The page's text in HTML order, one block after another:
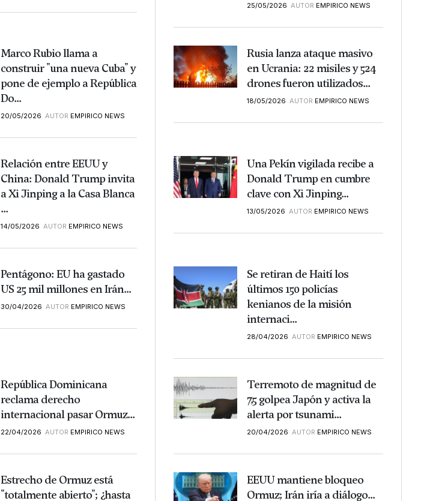
25/05/2026 AUTOR EMPIRICO NEWS
Marco Rubio llama a
construir "una nueva Cuba" y
pone de ejemplo a República
Do...
20/05/2026 AUTOR EMPIRICO NEWS
Rusia lanza ataque masivo
en Ucrania: 22 misiles y 524
drones fueron utilizados...
18/05/2026 AUTOR EMPIRICO NEWS
Relación entre EEUU y
China: Donald Trump invita
a Xi Jinping a la Casa Blanca
...
14/05/2026 AUTOR EMPIRICO NEWS
Una Pekín vigilada recibe a
Donald Trump en cumbre
clave con Xi Jinping...
13/05/2026 AUTOR EMPIRICO NEWS
Pentágono: EU ha gastado
US 25 mil millones en Irán...
30/04/2026 AUTOR EMPIRICO NEWS
Se retiran de Haití los
últimos 150 policías
kenianos de la misión
internaci...
28/04/2026 AUTOR EMPIRICO NEWS
República Dominicana
reclama derecho
internacional pasar Ormuz...
22/04/2026 AUTOR EMPIRICO NEWS
Terremoto de magnitud de
7,5 golpea Japón y activa la
alerta por tsunami...
20/04/2026 AUTOR EMPIRICO NEWS
Estrecho de Ormuz está
"totalmente abierto"; ¿hasta
EEUU mantiene bloqueo
Ormuz; Irán iría a diálogo...